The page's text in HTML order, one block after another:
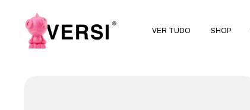
VER TUDO SHOP